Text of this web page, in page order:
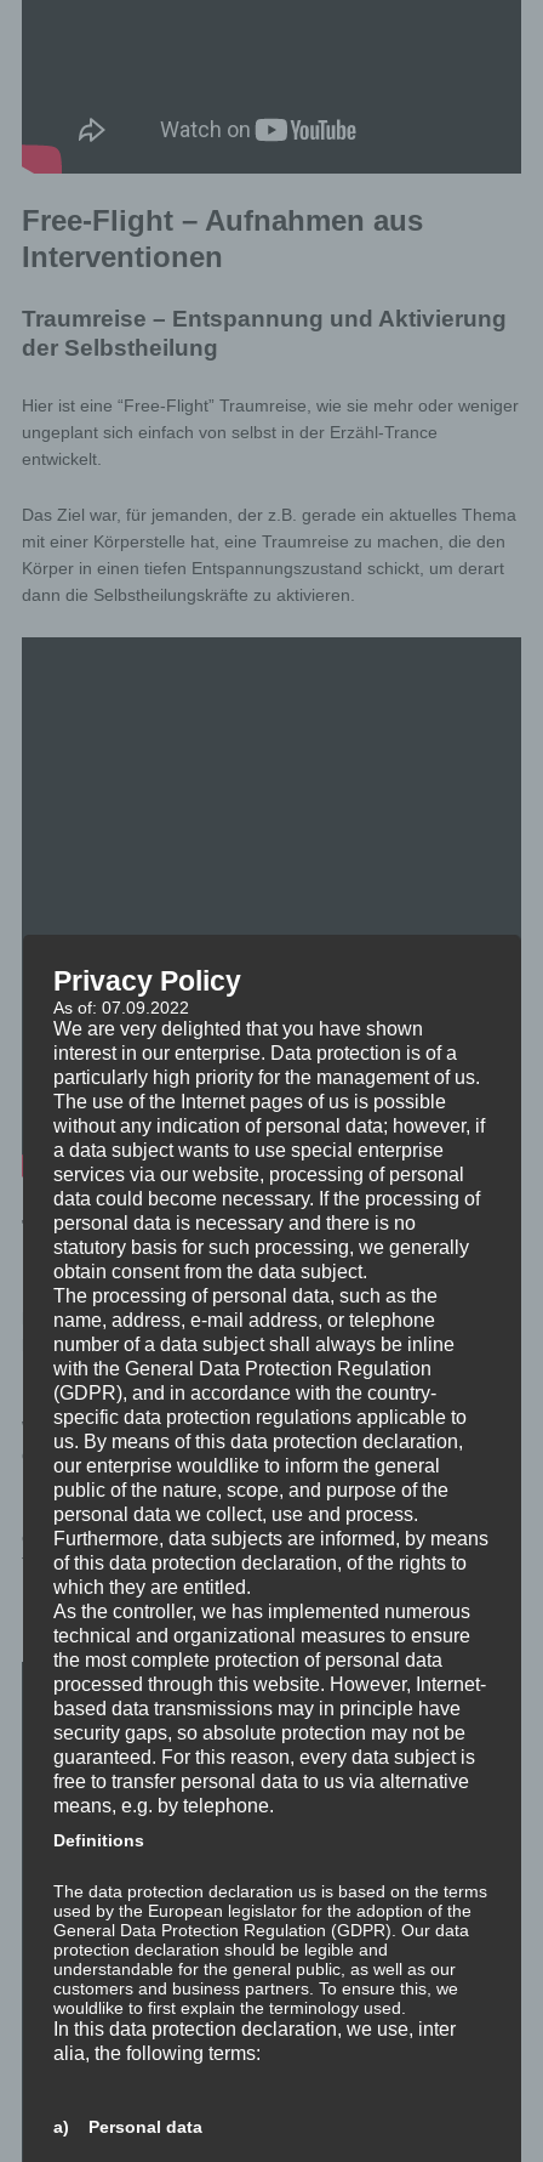
Free-Flight – Aufnahmen aus
Interventionen
Traumreise – Entspannung und Aktivierung
der Selbstheilung
Hier ist eine “Free-Flight” Traumreise, wie sie mehr oder weniger
ungeplant sich einfach von selbst in der Erzähl-Trance
entwickelt.
Das Ziel war, für jemanden, der z.B. gerade ein aktuelles Thema
mit einer Körperstelle hat, eine Traumreise zu machen, die den
Körper in einen tiefen Entspannungszustand schickt, um derart
dann die Selbstheilungskräfte zu aktivieren.
Traumreise – Alte Muster loslassen
Du hast ein altes Verhaltensmuster, das seinen Zweck schon
lange erfüllt hat, aber immer noch bei dir geblieben ist und nicht
länger gut, gesund und ertragreich für dich ist?
Du willst dieses Muster gehen lassen und durch eine neue
Wahlmöglichkeit des Verhaltens ersetzen? Etwas, das eben gut,
gesund und ertragreich für dich ist?
Na dann, mach dir klar, dass es nur an dir liegt, ob du dir
erlaubst, dieses alte Muster einfach hier und jetzt in dieser
Traumreise gehen zu lassen.
Und mach mit.
Privacy Policy
As of: 07.09.2022
We are very delighted that you have shown
interest in our enterprise. Data protection is of a
particularly high priority for the management of us.
The use of the Internet pages of us is possible
without any indication of personal data; however, if
a data subject wants to use special enterprise
services via our website, processing of personal
data could become necessary. If the processing of
personal data is necessary and there is no
statutory basis for such processing, we generally
obtain consent from the data subject.
The processing of personal data, such as the
name, address, e-mail address, or telephone
number of a data subject shall always be inline
with the General Data Protection Regulation
(GDPR), and in accordance with the country-
specific data protection regulations applicable to
us. By means of this data protection declaration,
our enterprise wouldlike to inform the general
public of the nature, scope, and purpose of the
personal data we collect, use and process.
Furthermore, data subjects are informed, by means
of this data protection declaration, of the rights to
which they are entitled.
As the controller, we has implemented numerous
technical and organizational measures to ensure
the most complete protection of personal data
processed through this website. However, Internet-
based data transmissions may in principle have
security gaps, so absolute protection may not be
guaranteed. For this reason, every data subject is
free to transfer personal data to us via alternative
means, e.g. by telephone.
Definitions
The data protection declaration us is based on the terms
used by the European legislator for the adoption of the
General Data Protection Regulation (GDPR). Our data
protection declaration should be legible and
understandable for the general public, as well as our
customers and business partners. To ensure this, we
wouldlike to first explain the terminology used.
In this data protection declaration, we use, inter
alia, the following terms:
a) Personal data